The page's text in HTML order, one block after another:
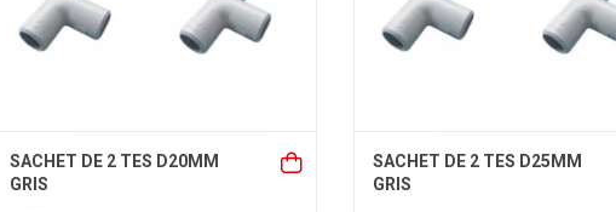
SACHET DE 2 TES D20MM
GRIS
SACHET DE 2 TES D25MM
GRIS